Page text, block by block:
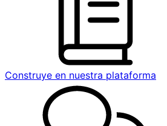
Construye en nuestra plataforma